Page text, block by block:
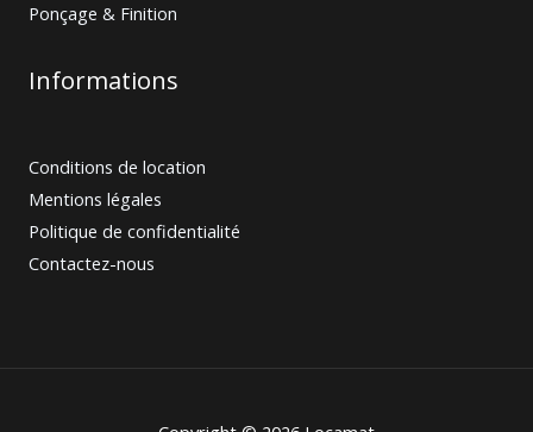
Ponçage & Finition
Informations
Conditions de location
Mentions légales
Politique de confidentialité
Contactez-nous